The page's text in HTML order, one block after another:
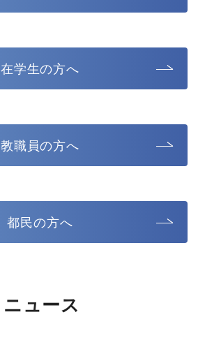
在学生の方へ
教職員の方へ
都民の方へ
ニュース